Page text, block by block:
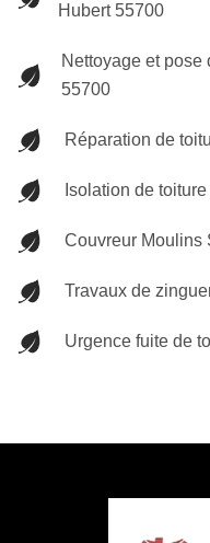
Hubert 55700
Nettoyage et
55700
Réparation de
Isolation de
Couvreur Moulins
Travaux de
Urgence fuite de